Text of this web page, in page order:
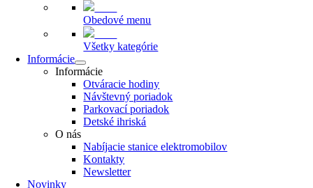
Obedové menu
Všetky kategórie
Informácie
Informácie
Otváracie hodiny
Návštevný poriadok
Parkovací poriadok
Detské ihriská
O nás
Nabíjacie stanice elektromobilov
Kontakty
Newsletter
Novinky